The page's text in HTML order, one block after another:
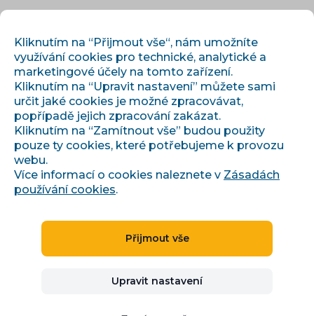
Úvod› Články a informace›
Listopadová akce pro bidding na Zboží.cz
Listopadová akce pro
bidding na Zboží.cz
Kliknutím na “Přijmout vše“, nám umožníte
využívání cookies pro technické, analytické a
marketingové účely na tomto zařízení.
Kliknutím na “Upravit nastavení” můžete sami
určit jaké cookies je možné zpracovávat,
popřípadě jejich zpracování zakázat.
Kliknutím na “Zamítnout vše” budou použity
pouze ty cookies, které potřebujeme k provozu
webu.
Více informací o cookies naleznete v Zásadách
používání cookies.
Přijmout vše
Upravit nastavení